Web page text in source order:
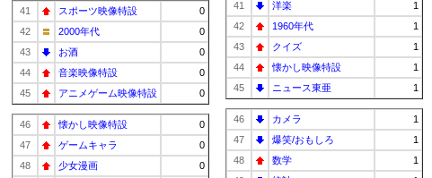
41 スポーツ映像特設
0
42
2000年代
0
43
お酒
0
44
音楽映像特設
0
45
アニメゲーム映像特設 0
46 懐かし映像特設
0
47
ゲームキャラ
0
48
少女漫画
0
41 洋楽
1
42
1960年代
1
43
クイズ
1
44
懐かし映像特設
1
45
ニュース東亜 1
46 カメラ
1
47
爆笑/おもしろ
1
48
数学
1